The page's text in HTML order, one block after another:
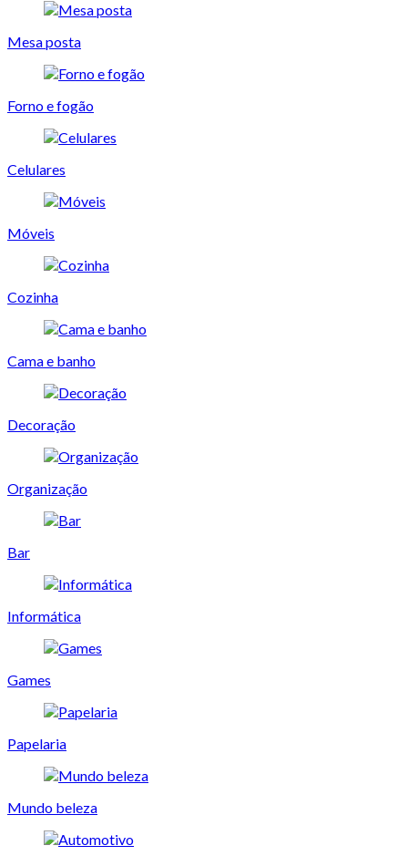
Mesa posta
Forno e fogão
Celulares
Móveis
Cozinha
Cama e banho
Decoração
Organização
Bar
Informática
Games
Papelaria
Mundo beleza